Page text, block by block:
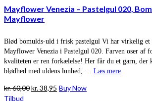
Mayflower Venezia – Pastelgul 020,
Mayflower
Blød bomulds-uld i frisk pastelgul Vi har virkelig et
Mayflower Venezia i Pastelgul 020. Farven oser af
kvaliteten er ren forkælelse! Her får du et garn, der
blødhed med uldens lunhed, … Læs mere
kr.60,00Den
kr.38,95 Den
Buy Now
Tilbud